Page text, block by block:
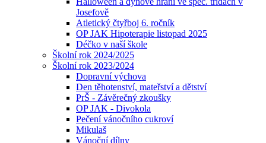
Josefově
Atletický čtyřboj 6. ročník
OP JAK Hipoterapie listopad 2025
Déčko v naší škole
Školní rok 2024/2025
Školní rok 2023/2024
Dopravní výchova
Den těhotenství, mateřství a dětství
PrŠ - Závěrečný zkoušky
OP JAK - Divokola
Pečení vánočního cukroví
Mikulaš
Vánoční dílny